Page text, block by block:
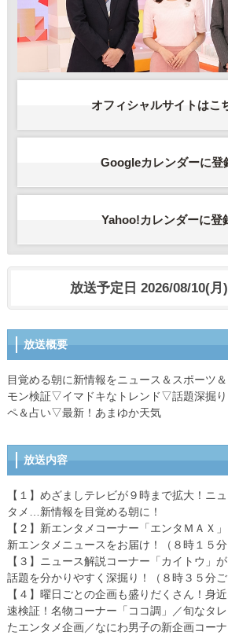
オフィシャルサイトはこ
Googleカレンダーに登
Yahoo!カレンダーに登
放送予定日 2026/08/10(
放送概要
目覚める朝に新情報をニュース＆スポーツ
モン検証▽イマドキなトレンド▽話題深掘
ペ＆占い▽最新！あまゆか天気
放送内容
【１】めざましテレビが９時まで拡大！ニ
タメ…新情報を目覚める朝に！
【２】新エンタメコーナー「エンタＭＡＸ
新エンタメニュースをお届け！（８時１５分
【３】ニュース解説コーナー「カイトウ」
話題を分かりやすく深掘り！（８時３５分ご
【４】曜日ごとの企画も盛りだくさん！身
速検証！名物コーナー「ココ調」／旬なタ
たエンタメ企画／なにわ男子の新企画コー